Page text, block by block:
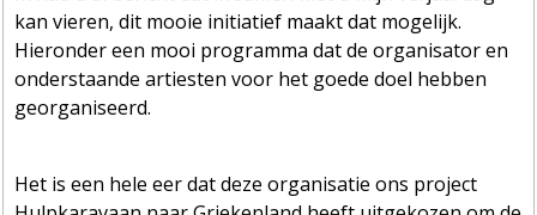
kan vieren, dit mooie initiatief maakt dat mogelijk.
Hieronder een mooi programma dat de organisator en
onderstaande artiesten voor het goede doel hebben
georganiseerd.
Het is een hele eer dat deze organisatie ons project